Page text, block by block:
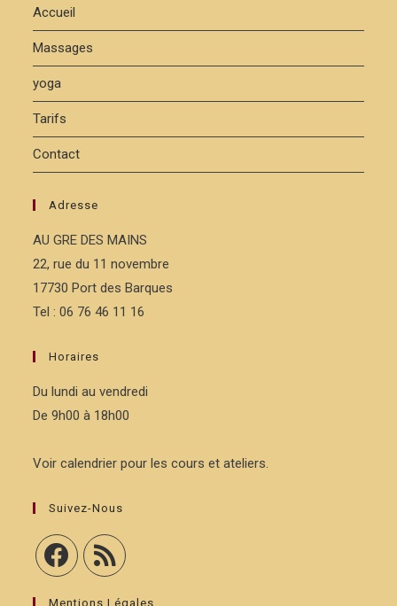
Accueil
Massages
yoga
Tarifs
Contact
Adresse
AU GRE DES MAINS
22, rue du 11 novembre
17730 Port des Barques
Tel : 06 76 46 11 16
Horaires
Du lundi au vendredi
De 9h00 à 18h00
Voir calendrier pour les cours et ateliers.
Suivez-Nous
Mentions Légales